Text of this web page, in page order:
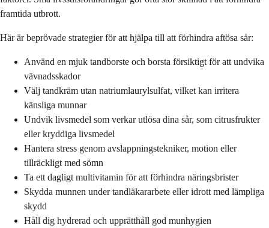
framtida utbrott.
Här är beprövade strategier för att hjälpa till att förhindra aftösa sår:
Använd en mjuk tandborste och borsta försiktigt för att undvika
vävnadsskador
Välj tandkräm utan natriumlaurylsulfat, vilket kan irritera
känsliga munnar
Undvik livsmedel som verkar utlösa dina sår, som citrusfrukter
eller kryddiga livsmedel
Hantera stress genom avslappningstekniker, motion eller
tillräckligt med sömn
Ta ett dagligt multivitamin för att förhindra näringsbrister
Skydda munnen under tandläkararbete eller idrott med lämpliga
skydd
Håll dig hydrerad och upprätthåll god munhygien